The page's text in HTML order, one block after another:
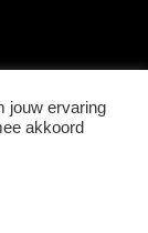
jouw ervaring
akkoord